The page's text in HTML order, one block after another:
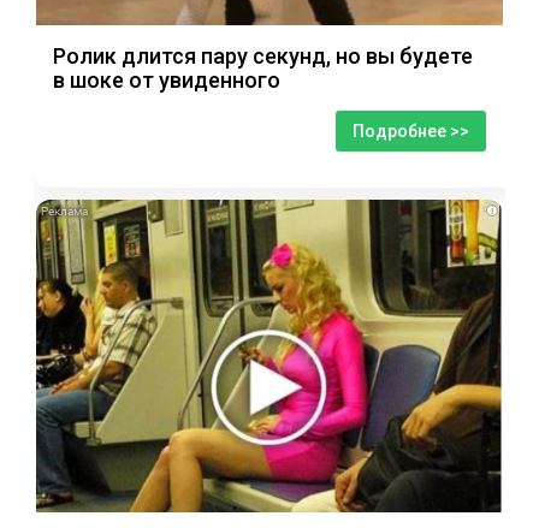
Ролик длится пару секунд, но вы будете
в шоке от увиденного
Подробнее >>
i